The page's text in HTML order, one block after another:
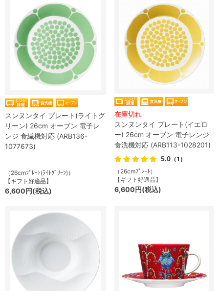
スンヌンタイ プレート(ライトグ
リーン) 26cm オーブン 電子レ
ンジ 食繊機対応 (ARB136-
1077673)
（26cmﾌﾟﾚｰﾄ(ﾗｲﾄｸﾞﾘｰﾝ)）
【ギフト好適品】
6,600円(税込)
在庫切れ
スンヌンタイ プレート(イエロ
ー) 26cm オーブン 電子レンジ
食洗機対応 (ARB113-1028201)
5.0 （1）
（26cmﾌﾟﾚｰﾄ）
【ギフト好適品】
6,600円(税込)